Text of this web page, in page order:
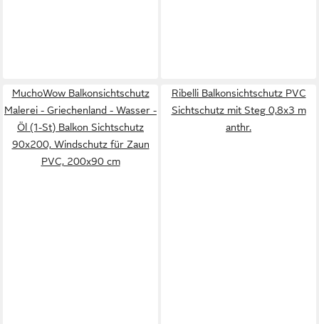
MuchoWow Balkonsichtschutz
Malerei - Griechenland - Wasser -
Öl (1-St) Balkon Sichtschutz
90x200, Windschutz für Zaun
PVC, 200x90 cm
Ribelli Balkonsichtschutz PVC
Sichtschutz mit Steg 0,8x3 m
anthr.